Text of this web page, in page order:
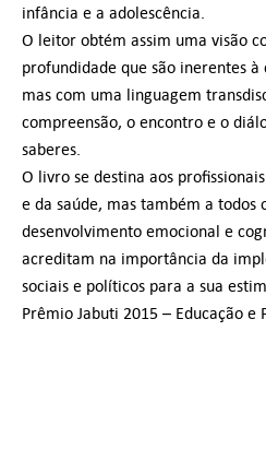
infância e a adolescência.
O leitor obtém assim uma visão
profundidade que são inerentes
mas com uma linguagem
compreensão, o encontro e o
saberes.
O livro se destina aos
e da saúde, mas também a todos
desenvolvimento emocional e
acreditam na importância da
sociais e políticos para a sua
Prêmio Jabuti 2015 – Educação e